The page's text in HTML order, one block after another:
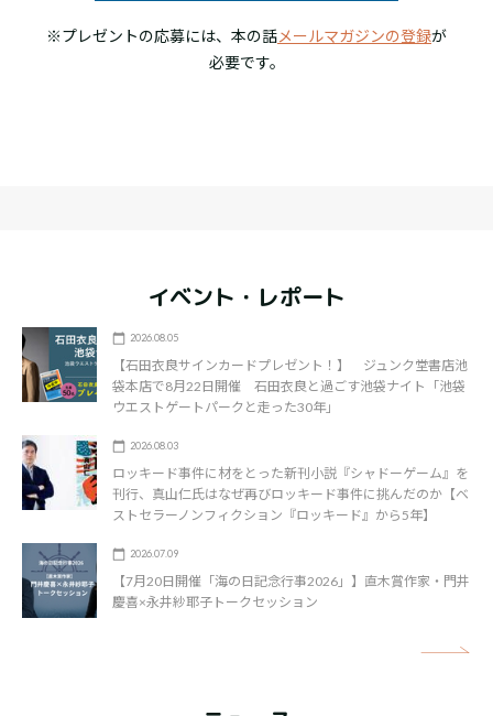
※プレゼントの応募には、本の話メールマガジンの登録が
必要です。
イベント・レポート
2026.08.05
【石田衣良サインカードプレゼント！】 ジュンク堂書店池
袋本店で8月22日開催 石田衣良と過ごす池袋ナイト「池袋
ウエストゲートパークと走った30年」
2026.08.03
ロッキード事件に材をとった新刊小説『シャドーゲーム』を
刊行、真山仁氏はなぜ再びロッキード事件に挑んだのか【ベ
ストセラーノンフィクション『ロッキード』から5年】
2026.07.09
【7月20日開催「海の日記念行事2026」】直木賞作家・門井
慶喜×永井紗耶子トークセッション